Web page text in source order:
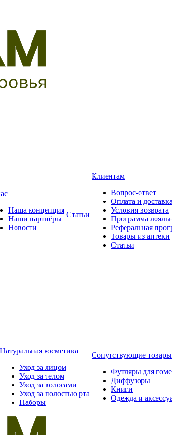
Наша концепция
Наши партнёры
Новости
Статьи
Клиентам
Вопрос-ответ
Оплата и доставка
Условия возврата
Программа
Реферальная
Товары из аптеки
Статьи
Натуральная косметика
Уход за лицом
Уход за телом
Уход за волосами
Уход за полостью рта
Наборы
Сопутствующие товары
Футляры для
Диффузоры
Книги
Одежда и